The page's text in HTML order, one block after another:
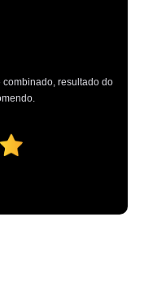
combinado, resultado do